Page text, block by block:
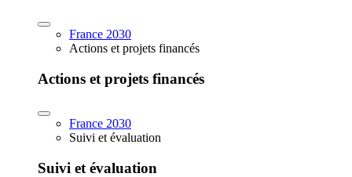
France 2030
Actions et projets financés
Actions et projets financés
France 2030
Suivi et évaluation
Suivi et évaluation